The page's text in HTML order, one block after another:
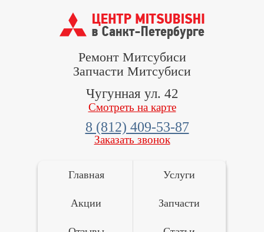
Ремонт Митсубиси
Запчасти Митсубиси
Чугунная ул. 42
Смотреть на карте
8 (812) 409-53-87
Заказать звонок
Главная
Акции
Услуги
Запчасти